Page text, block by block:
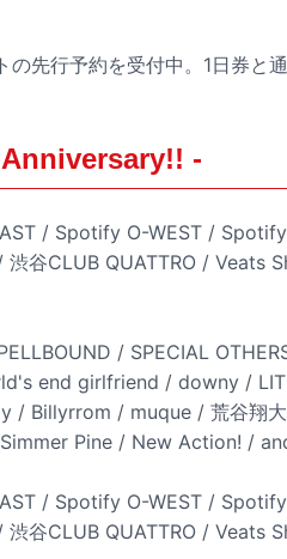
先行予約を受付中。1日券と
-
/ Spotify O-WEST /
谷CLUB QUATTRO / Veats
/ SPECIAL
end girlfriend / downy /
/ Billyrrom / muque / 荒谷翔
Pine / New Action! /
/ Spotify O-WEST /
谷CLUB QUATTRO / Veats